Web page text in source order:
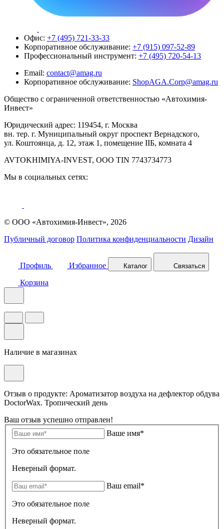
Офис: +7 (495) 721-33-33
Корпоративное обслуживание: +7 (915) 097-52-89
Профессиональный инструмент: +7 (495) 720-54-13
Email: contact@amag.ru
Корпоративное обслуживание: ShopAGA.Corp@amag.ru
Общество с ограниченной ответственностью «Автохимия-
Инвест»
Юридический адрес: 119454, г. Москва
вн. тер. г. Муниципальный округ проспект Вернадского,
ул. Коштоянца, д. 12, этаж 1, помещение IIБ, комната 4
AVTOKHIMIYA-INVEST, OOO TIN 7743734773
Мы в социальных сетях:
© ООО «Автохимия-Инвест», 2026
Публичный договор Политика конфиденциальности Дизайн
Профиль Избранное Каталог Связаться
Корзина
Наличие в магазинах
Отзыв о продукте: Ароматизатор воздуха на дефлектор обдува
DoctorWax. Тропический день
Ваш отзыв успешно отправлен!
Ваше имя*
Это обязательное поле
Неверный формат.
Ваш email*
Это обязательное поле
Неверный формат.